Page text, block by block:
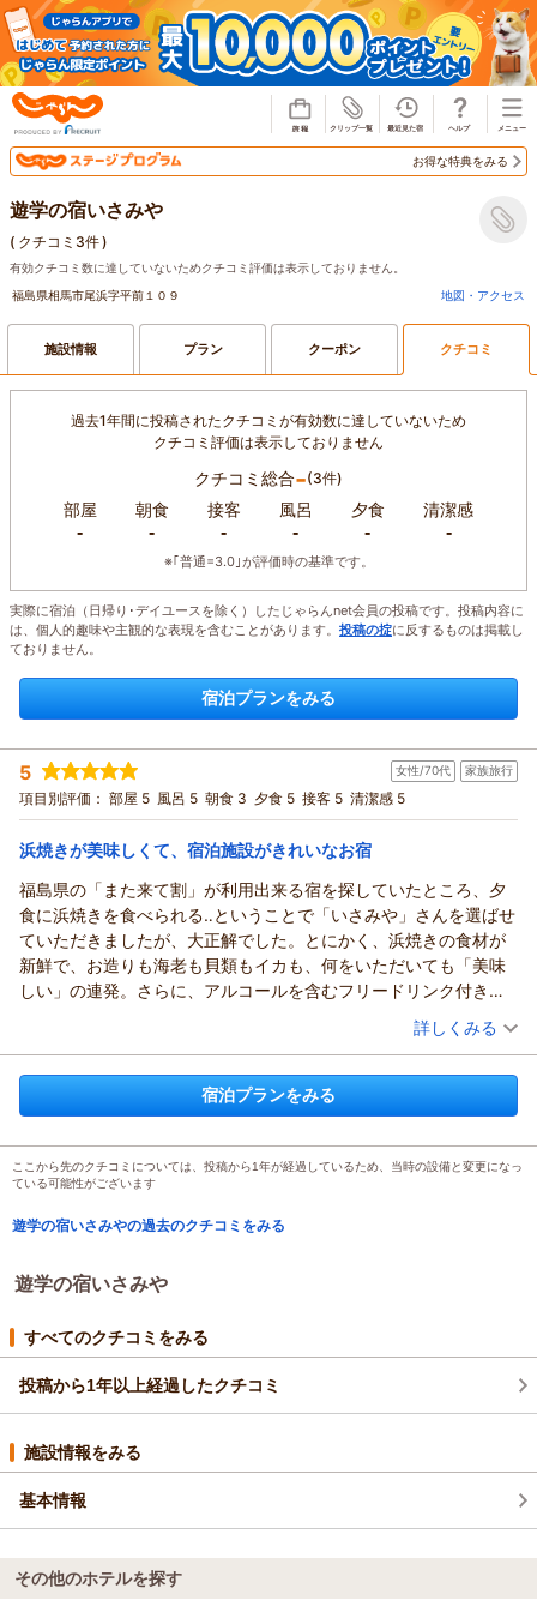
お得な特典をみる
遊学の宿いさみや
( クチコミ3件)
有効クチコミ数に達していないためクチコミ評価は表示しておりません。
福島県相馬市尾浜字平前１０９
地図・アクセス
施設情報 プラン クーポン クチコミ
過去1年間に投稿されたクチコミが有効数に達していないため
クチコミ評価は表示しておりません
クチコミ総合-(3件)
部屋
-
朝食
-
接客
-
風呂
-
夕食
-
清潔感
-
※｢普通=3.0｣が評価時の基準です。
実際に宿泊（日帰り･デイユースを除く）したじゃらんnet会員の投稿です。投稿内容に
は、個人的趣味や主観的な表現を含むことがあります。 投稿の掟に反するものは掲載し
ておりません。
宿泊プランをみる
5 女性/70代 家族旅行
項目別評価： 部屋 5 風呂 5 朝食 3 夕食 5 接客 5 清潔感 5
浜焼きが美味しくて、宿泊施設がきれいなお宿
福島県の「また来て割」が利用出来る宿を探していたところ、夕
食に浜焼きを食べられる‥ということで「いさみや」さんを選ばせ
ていただきましたが、大正解でした。とにかく、浜焼きの食材が
新鮮で、お造りも海老も貝類もイカも、何をいただいても「美味
しい」の連発。さらに、アルコールを含むフリードリンク付きで
す。私達の食べる様子に合わせて、ジャストタイミングで、次の
焼きたてを運んでくださり、おもてなしの心遣いが感じられまし
宿泊施設は、お部屋はもちろんお風呂もとてもきれいで、清潔感
がありました。
コンセントが洗面所に2ヶ所、さらに室内には4ヶ所もありとても
便利でした。
ドリンクサーバーの横にあった一口アイスもとても美味しかった
です。
た。
旅仲間と、また、美味しい浜焼きを食べに再訪の予定ですので、
（投稿日：2026/07/07）
宿泊時期： 2026年06月宿泊 (家族旅行)
投稿者： オサさん(女性/70代)
『1泊2食付』★☆まるでライブキッチン！？夕食は焼きたて
熱々の浜焼き！
宿泊価格帯： 17,001～18,000円(大人一人あたり/税込)
この度は当館をご利用いただき、ありがとうございました。
夕食の際、色々とお話させていただきましたが、
言う印象を受けました。
そんな方々に、高評価・リピートしていただけ大変嬉しく思い
ます。ありがとうございます。
次回も美味しい浜焼きと心地よい空間をご提供できるよう、ス
ご来館お待ちしております。
（返信日：2026/07/08）
詳しくみる
宿泊プランをみる
ここから先のクチコミについては、投稿から1年が経過しているため、当時の設備と変更になっ
ている可能性がございます
遊学の宿いさみやの過去のクチコミをみる
遊学の宿いさみや
すべてのクチコミをみる
投稿から1年以上経過したクチコミ
施設情報をみる
基本情報
その他のホテルを探す